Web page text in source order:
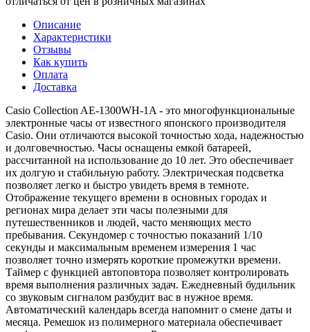
Описание
Характеристики
Отзывы
Как купить
Оплата
Доставка
Casio Collection AE-1300WH-1A - это многофункциональные
электронные часы от известного японского производителя
Casio. Они отличаются высокой точностью хода, надежностью
и долговечностью. Часы оснащены емкой батареей,
рассчитанной на использование до 10 лет. Это обеспечивает
их долгую и стабильную работу. Электрическая подсветка
позволяет легко и быстро увидеть время в темноте.
Отображение текущего времени в основных городах и
регионах мира делает эти часы полезными для
путешественников и людей, часто меняющих место
пребывания. Секундомер с точностью показаний 1/10
секунды и максимальным временем измерения 1 час
позволяет точно измерять короткие промежутки времени.
Таймер с функцией автоповтора позволяет контролировать
время выполнения различных задач. Ежедневный будильник
со звуковым сигналом разбудит вас в нужное время.
Автоматический календарь всегда напомнит о смене даты и
месяца. Ремешок из полимерного материала обеспечивает